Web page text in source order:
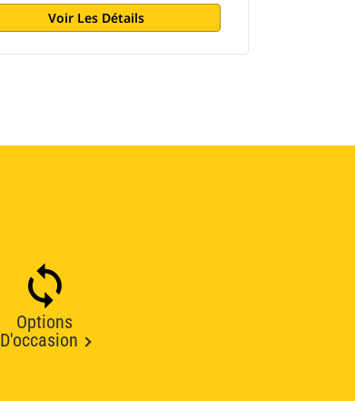
Voir Les Détails
Options
D'occasion